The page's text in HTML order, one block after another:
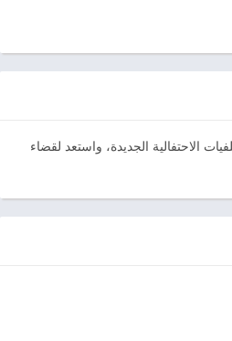
الاحتفالية الجديدة، واستعد لقضاء